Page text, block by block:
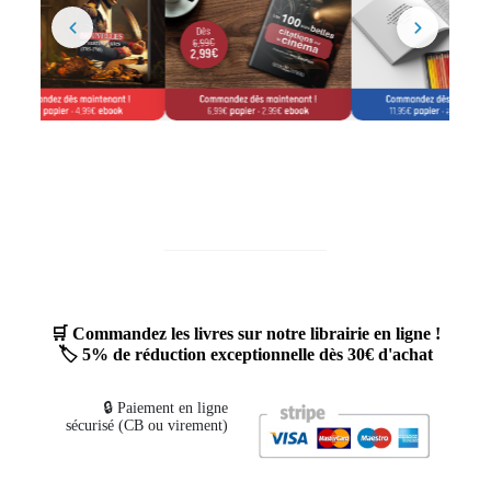
🛒 Commandez les livres sur notre librairie en ligne !
🏷️ 5% de réduction exceptionnelle dès 30€ d'achat
🔒 Paiement en ligne
sécurisé (CB ou virement)